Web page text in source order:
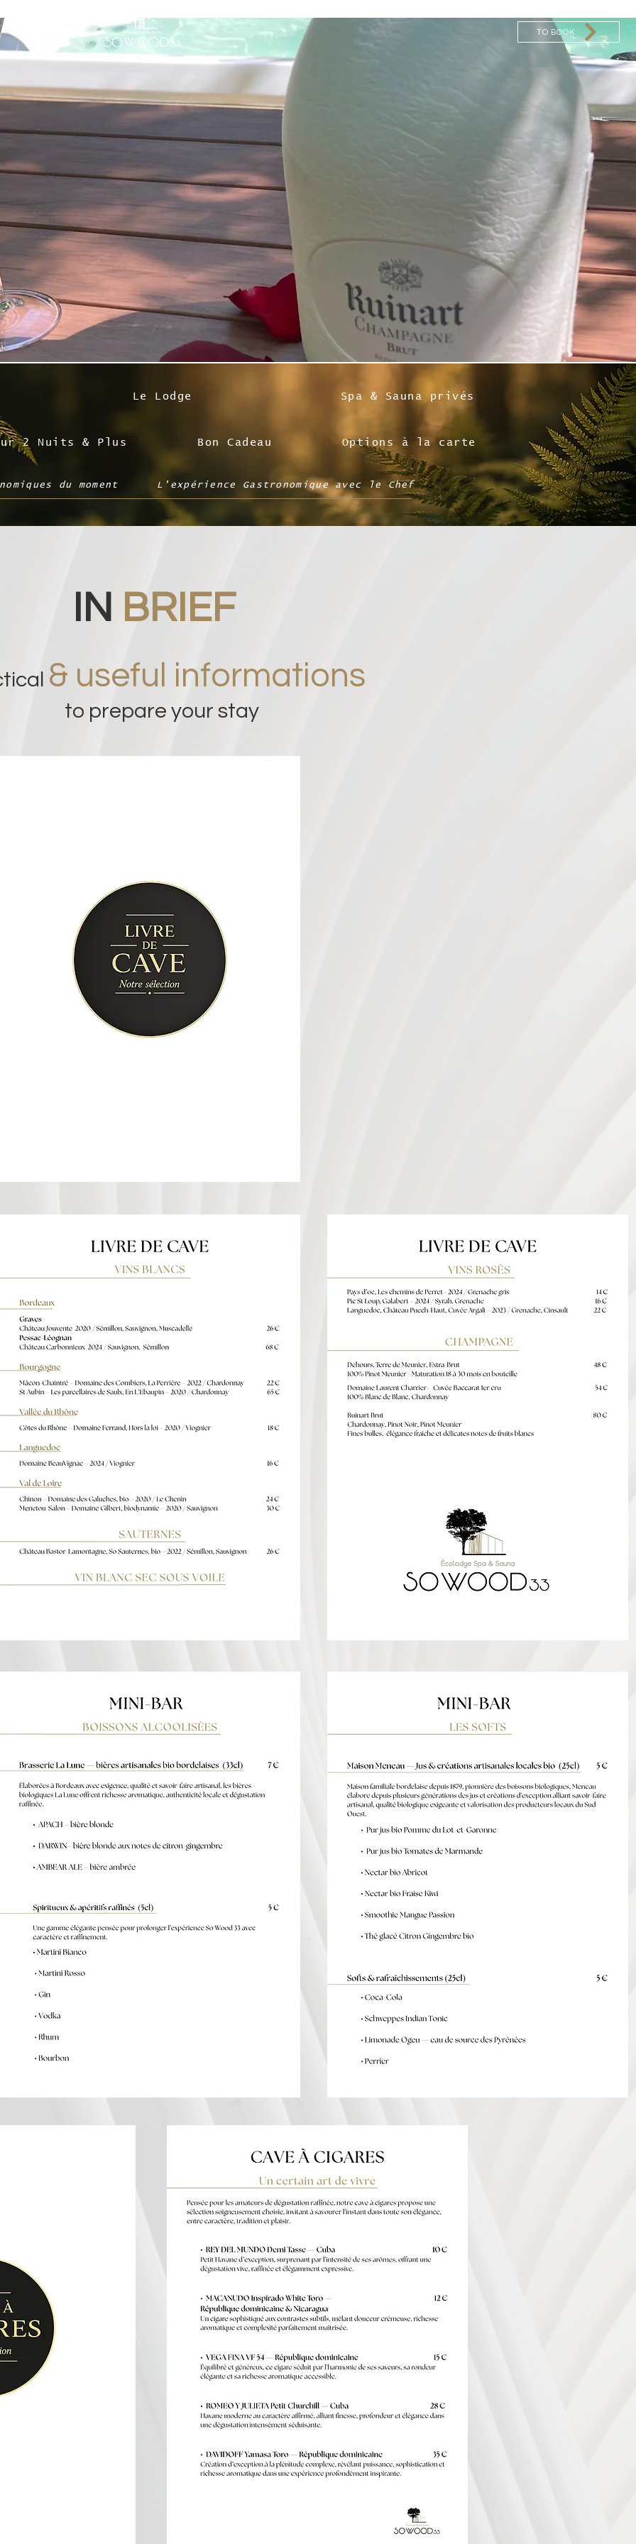
TO BOOK
Le Lodge Spa & Sauna privés
2 Nuits & Plus Bon Cadeau Options à la carte
du moment L'expérience Gastronomique avec le Chef
IN BRIEF
& useful informations
to prepare your stay